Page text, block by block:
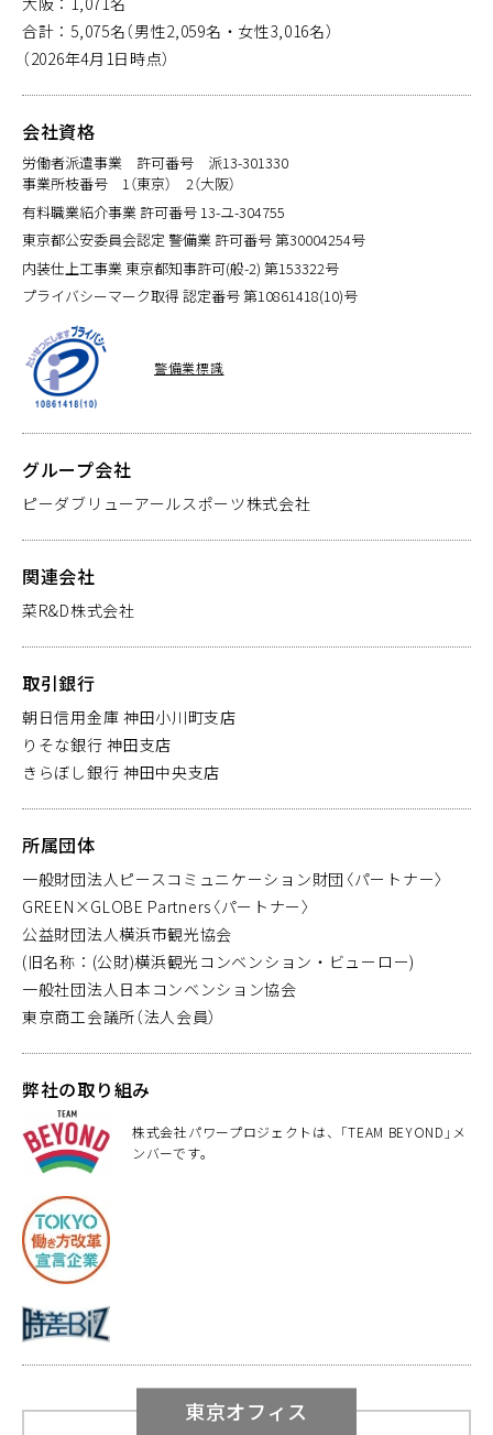
合計：5,075名（男性2,059名・女性3,016名）
（2026年4月1日時点）
会社資格
労働者派遣事業 許可番号 派13-301330
事業所枝番号 1（東京） 2（大阪）
有料職業紹介事業 許可番号 13-ユ-304755
東京都公安委員会認定 警備業 許可番号 第30004254号
内装仕上工事業 東京都知事許可(般-2) 第153322号
プライバシーマーク取得 認定番号 第10861418(10)号
警備業標識
グループ会社
ピーダブリューアールスポーツ株式会社
関連会社
菜R&D株式会社
取引銀行
朝日信用金庫 神田小川町支店
りそな銀行 神田支店
きらぼし銀行 神田中央支店
所属団体
一般財団法人ピースコミュニケーション財団〈パートナー〉
GREEN×GLOBE Partners〈パートナー〉
公益財団法人横浜市観光協会
(旧名称：(公財)横浜観光コンベンション・ビューロー)
一般社団法人日本コンベンション協会
東京商工会議所（法人会員）
弊社の取り組み
株式会社パワープロジェクトは、「TEAM BEYOND」メ
ンバーです。
東京オフィス